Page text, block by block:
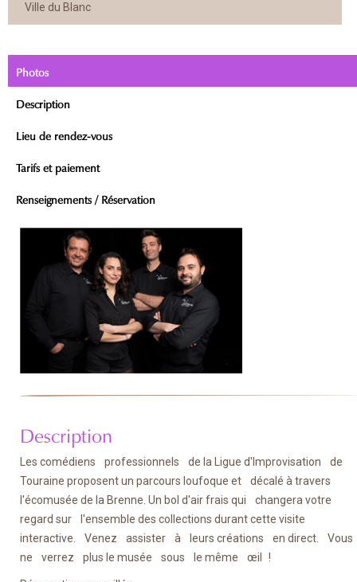
Ville du Blanc
Photos
Description
Lieu de rendez-vous
Tarifs et paiement
Renseignements / Réservation
Description
Les comédiens professionnels de la Ligue d'Improvisation de
Touraine proposent un parcours loufoque et décalé à travers
l'écomusée de la Brenne. Un bol d'air frais qui changera votre
regard sur l'ensemble des collections durant cette visite
interactive. Venez assister à leurs créations en direct. Vous
ne verrez plus le musée sous le même œil !